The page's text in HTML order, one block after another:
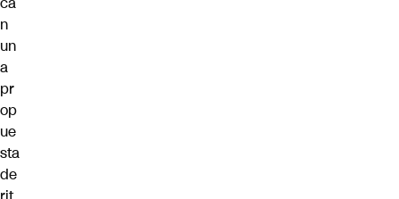
n
un
a
pr
op
ue
sta
de